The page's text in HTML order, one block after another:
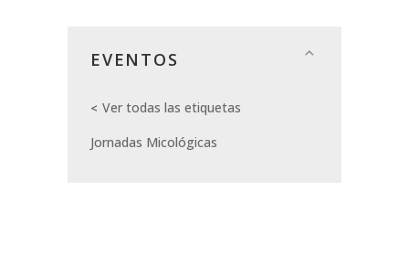
EVENTOS
Ver todas las etiquetas
Jornadas Micológicas